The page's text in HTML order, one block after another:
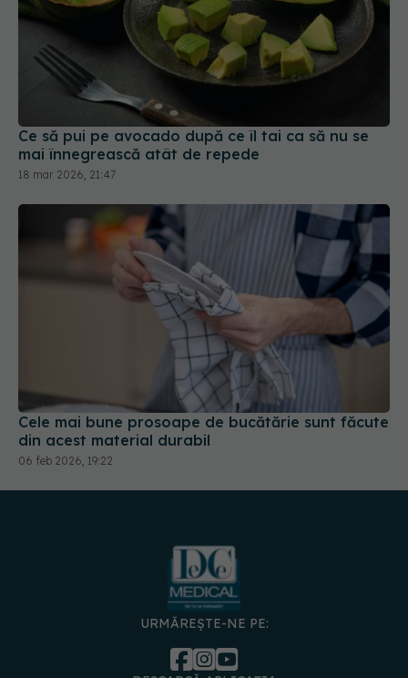
Ce să pui pe avocado după ce îl tai ca să nu se
mai înnegrească atât de repede
18 mar 2026, 21:47
Cele mai bune prosoape de bucătărie sunt făcute
din acest material durabil
06 feb 2026, 19:22
URMĂREȘTE-NE PE:
DESCARCĂ APLICAȚIA